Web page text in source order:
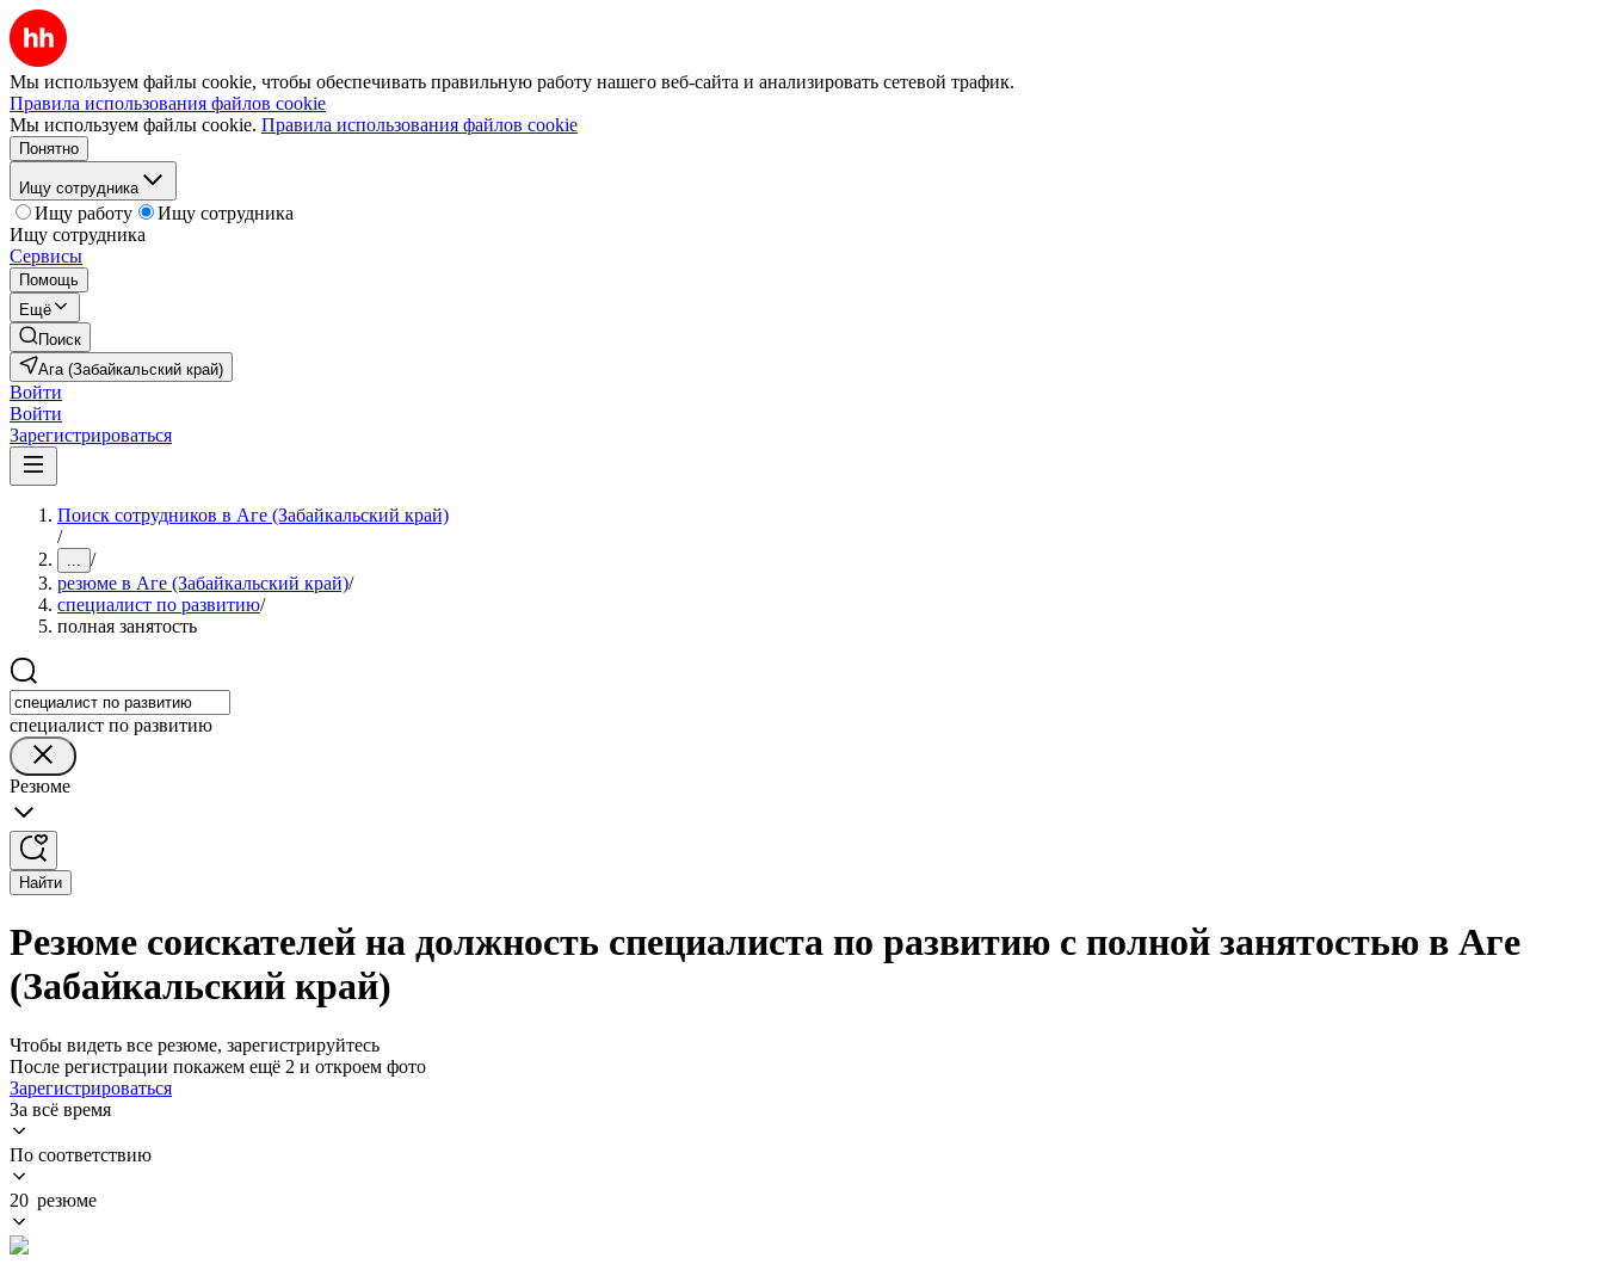
Мы используем файлы cookie, чтобы обеспечивать правильную работу нашего веб-сайта и анализировать сетевой трафик.
Правила использования файлов cookie
Мы используем файлы cookie. Правила использования файлов cookie
Понятно
Ищу сотрудника
Ищу работу
Ищу сотрудника
Ищу сотрудника
Сервисы
Помощь
Ещё
Поиск
Ага (Забайкальский край)
Войти
Войти
Зарегистрироваться
Поиск сотрудников в Аге (Забайкальский край)
/
... /
резюме в Аге (Забайкальский край)/
специалист по развитию/
полная занятость
специалист по развитию
Резюме
Найти
Резюме соискателей на должность специалиста по развитию с полной занятостью в Аге
(Забайкальский край)
Чтобы видеть все резюме, зарегистрируйтесь
После регистрации покажем ещё 2 и откроем фото
Зарегистрироваться
За всё время
По соответствию
20 резюме